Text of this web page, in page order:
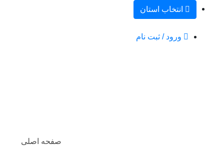
ورود / ثبت نام
صفحه اصلی